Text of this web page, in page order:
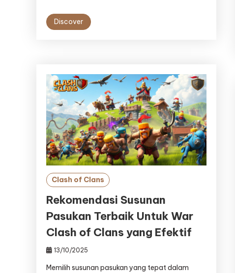
Discover
Clash of Clans
Rekomendasi Susunan
Pasukan Terbaik Untuk War
Clash of Clans yang Efektif
13/10/2025
Memilih susunan pasukan yang tepat dalam